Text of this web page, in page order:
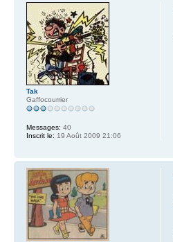
Tak
Gaffocourrier
Messages: 40
Inscrit le: 19 Août 2009 21:06